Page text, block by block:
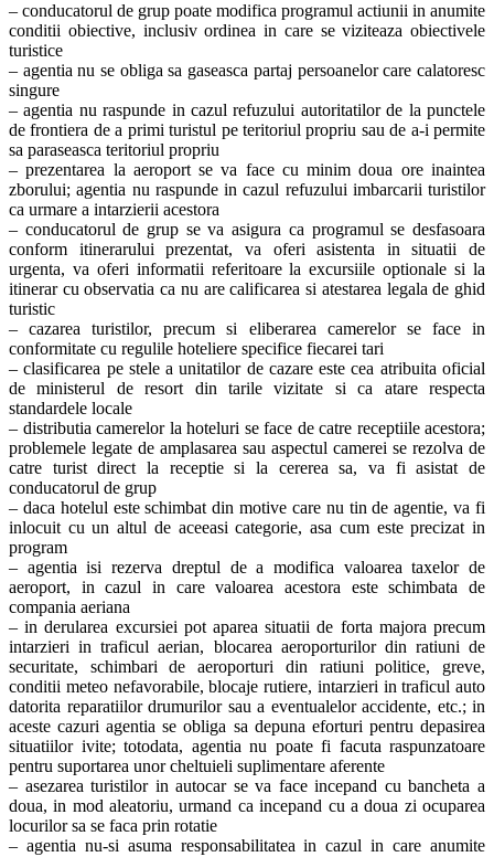
– conducatorul de grup poate modifica programul actiunii in anumite
conditii obiective, inclusiv ordinea in care se viziteaza obiectivele
turistice
– agentia nu se obliga sa gaseasca partaj persoanelor care calatoresc
singure
– agentia nu raspunde in cazul refuzului autoritatilor de la punctele
de frontiera de a primi turistul pe teritoriul propriu sau de a-i permite
sa paraseasca teritoriul propriu
– prezentarea la aeroport se va face cu minim doua ore inaintea
zborului; agentia nu raspunde in cazul refuzului imbarcarii turistilor
ca urmare a intarzierii acestora
– conducatorul de grup se va asigura ca programul se desfasoara
conform itinerarului prezentat, va oferi asistenta in situatii de
urgenta, va oferi informatii referitoare la excursiile optionale si la
itinerar cu observatia ca nu are calificarea si atestarea legala de ghid
turistic
– cazarea turistilor, precum si eliberarea camerelor se face in
conformitate cu regulile hoteliere specifice fiecarei tari
– clasificarea pe stele a unitatilor de cazare este cea atribuita oficial
de ministerul de resort din tarile vizitate si ca atare respecta
standardele locale
– distributia camerelor la hoteluri se face de catre receptiile acestora;
problemele legate de amplasarea sau aspectul camerei se rezolva de
catre turist direct la receptie si la cererea sa, va fi asistat de
conducatorul de grup
– daca hotelul este schimbat din motive care nu tin de agentie, va fi
inlocuit cu un altul de aceeasi categorie, asa cum este precizat in
program
– agentia isi rezerva dreptul de a modifica valoarea taxelor de
aeroport, in cazul in care valoarea acestora este schimbata de
compania aeriana
– in derularea excursiei pot aparea situatii de forta majora precum
intarzieri in traficul aerian, blocarea aeroporturilor din ratiuni de
securitate, schimbari de aeroporturi din ratiuni politice, greve,
conditii meteo nefavorabile, blocaje rutiere, intarzieri in traficul auto
datorita reparatiilor drumurilor sau a eventualelor accidente, etc.; in
aceste cazuri agentia se obliga sa depuna eforturi pentru depasirea
situatiilor ivite; totodata, agentia nu poate fi facuta raspunzatoare
pentru suportarea unor cheltuieli suplimentare aferente
– asezarea turistilor in autocar se va face incepand cu bancheta a
doua, in mod aleatoriu, urmand ca incepand cu a doua zi ocuparea
locurilor sa se faca prin rotatie
– agentia nu-si asuma responsabilitatea in cazul in care anumite